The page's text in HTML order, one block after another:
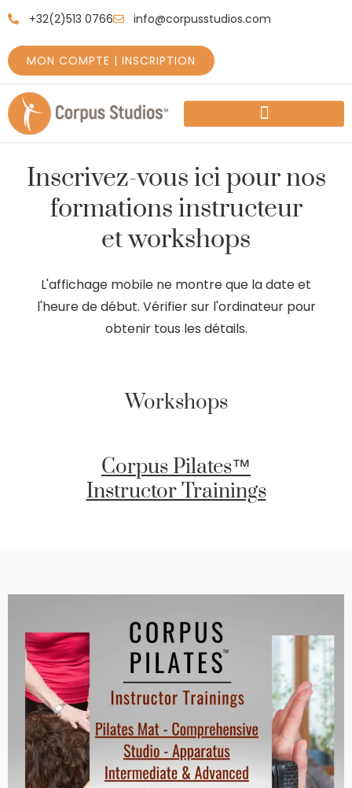
+32(2)513 0766 info@corpusstudios.com
MON COMPTE | INSCRIPTION
Inscrivez-vous ici pour nos
formations instructeur
et workshops
L'affichage mobile ne montre que la date et
l'heure de début. Vérifier sur l'ordinateur pour
obtenir tous les détails.
Workshops
Corpus Pilates™
Instructor Trainings